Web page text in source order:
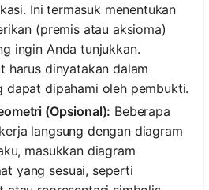
Ini termasuk menentukan
(premis atau aksioma)
ingin Anda tunjukkan.
harus dinyatakan dalam
dapat dipahami oleh pembukti.
(Opsional): Beberapa
langsung dengan diagram
masukkan diagram
yang sesuai, seperti